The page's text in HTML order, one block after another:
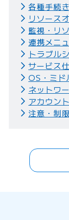
各種手続
リソース
監視・リ
連携メニ
トラブル
サービス
OS・ミド
ネットワ
アカウン
注意・制